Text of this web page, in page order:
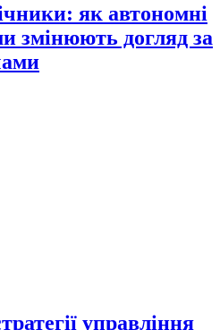
як автономні
змінюють догляд за
управління